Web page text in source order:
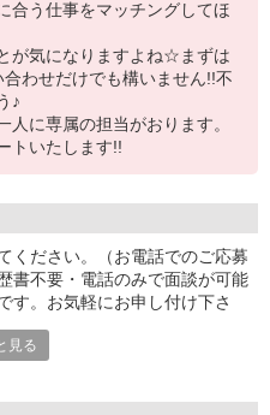
う仕事をマッチングしてほ
が気になりますよね☆まずは
わせだけでも構いません!!不
♪
に専属の担当がおります。
トいたします!!
ください。（お電話でのご応募
書不要・電話のみで面談が可能
す。お気軽にお申し付け下さ
見る